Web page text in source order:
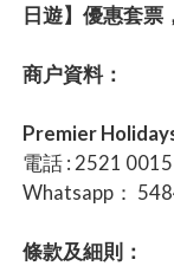
日遊】優惠套票
商户資料：
Premier
電話 : 2521 0015
Whatsapp：
條款及細則：